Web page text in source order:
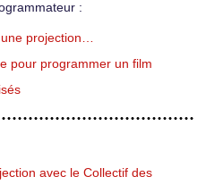
:
projection…
pour programmer un film
avec le Collectif des